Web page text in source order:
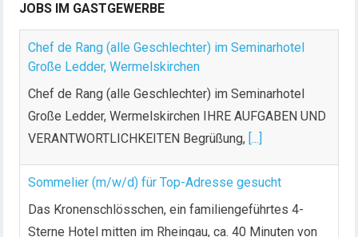
JOBS IM GASTGEWERBE
Chef de Rang (alle Geschlechter) im Seminarhotel
Große Ledder, Wermelskirchen
Chef de Rang (alle Geschlechter) im Seminarhotel
Große Ledder, Wermelskirchen IHRE AUFGABEN UND
VERANTWORTLICHKEITEN Begrüßung, [...]
Sommelier (m/w/d) für Top-Adresse gesucht
Das Kronenschlösschen, ein familiengeführtes 4-
Sterne Hotel mitten im Rheingau, ca. 40 Minuten von